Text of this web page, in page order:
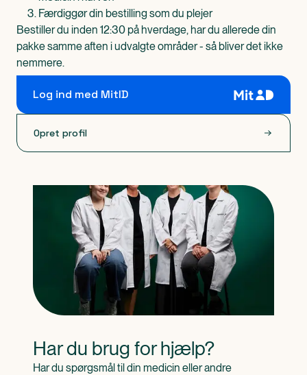
Færdiggør din bestilling som du plejer
Bestiller du inden 12:30 på hverdage, har du allerede din
pakke samme aften i udvalgte områder - så bliver det ikke
nemmere.
Log ind med MitID
Opret profil
Har du brug for hjælp?
Har du spørgsmål til din medicin eller andre